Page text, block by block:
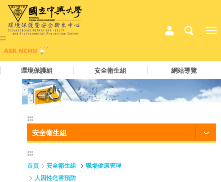
:::
環境保護組 安全衛生組 網站導覽
:::
安全衛生組
:::
首頁 安全衛生組
職場健康管理
人因性危害預防